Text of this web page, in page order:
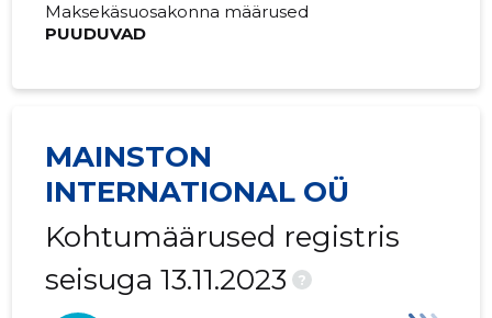
Maksekäsuosakonna määrused
PUUDUVAD
MAINSTON
INTERNATIONAL OÜ
Kohtumäärused registris
seisuga 13.11.2023
?